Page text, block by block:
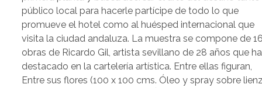
público local para hacerle partícipe de todo lo que
promueve el hotel como al huésped internacional que
visita la ciudad andaluza. La muestra se compone de
obras de Ricardo Gil, artista sevillano de 28 años que ha
destacado en la cartelería artística. Entre ellas figuran,
Entre sus flores (100 x 100 cms. Óleo y spray sobre